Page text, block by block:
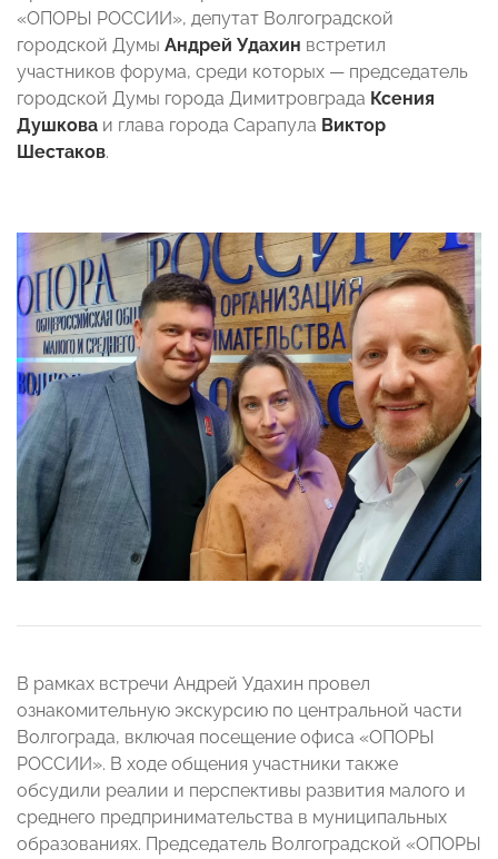
«ОПОРЫ РОССИИ», депутат Волгоградской
городской Думы Андрей Удахин встретил
участников форума, среди которых — председатель
городской Думы города Димитровграда Ксения
Душкова и глава города Сарапула Виктор
Шестаков.
В рамках встречи Андрей Удахин провел
ознакомительную экскурсию по центральной части
Волгограда, включая посещение офиса «ОПОРЫ
РОССИИ». В ходе общения участники также
обсудили реалии и перспективы развития малого и
среднего предпринимательства в муниципальных
образованиях. Председатель Волгоградской «ОПОРЫ